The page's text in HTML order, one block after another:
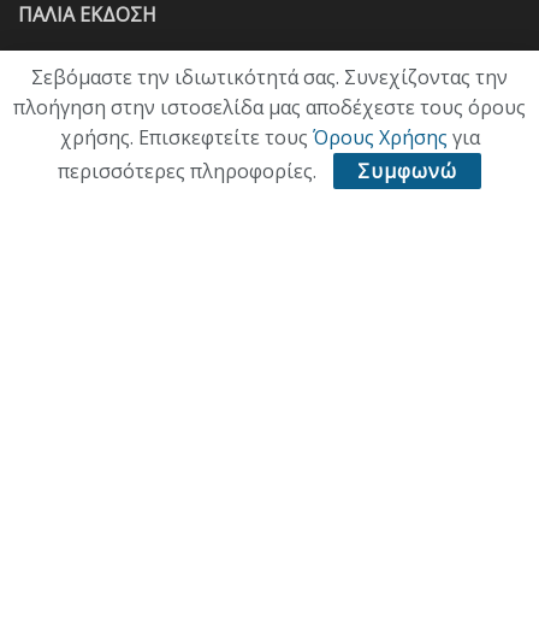
ΠΑΛΙΑ ΕΚΔΟΣΗ
Σεβόμαστε την ιδιωτικότητά σας. Συνεχίζοντας την
πλοήγηση στην ιστοσελίδα μας αποδέχεστε τους όρους
χρήσης. Επισκεφτείτε τους Όρους Χρήσης για
περισσότερες πληροφορίες.
Συμφωνώ